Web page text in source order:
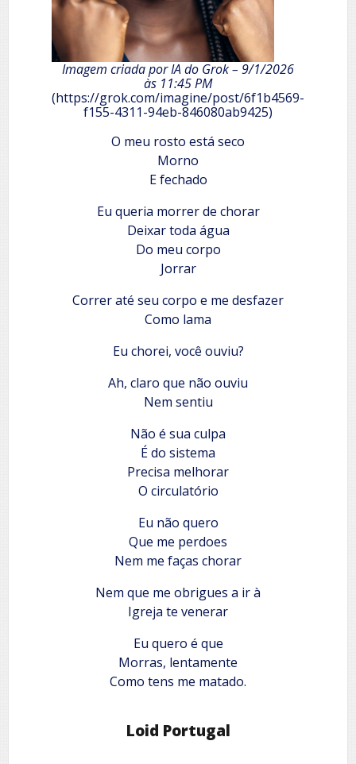
Imagem criada por IA do Grok – 9/1/2026
às 11:45 PM
(https://grok.com/imagine/post/6f1b4569-
f155-4311-94eb-846080ab9425)
O meu rosto está seco
Morno
E fechado
Eu queria morrer de chorar
Deixar toda água
Do meu corpo
Jorrar
Correr até seu corpo e me desfazer
Como lama
Eu chorei, você ouviu?
Ah, claro que não ouviu
Nem sentiu
Não é sua culpa
É do sistema
Precisa melhorar
O circulatório
Eu não quero
Que me perdoes
Nem me faças chorar
Nem que me obrigues a ir à
Igreja te venerar
Eu quero é que
Morras, lentamente
Como tens me matado.
Loid Portugal